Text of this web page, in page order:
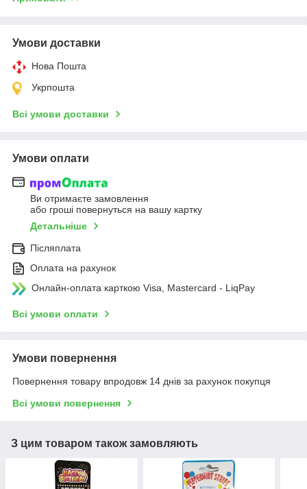
Умови доставки
Нова Пошта
Укрпошта
Всі умови доставки
Умови оплати
Ви отримаєте замовлення
або гроші повернуться на вашу картку
Детальніше
Післяплата
Оплата на рахунок
Онлайн-оплата карткою Visa, Mastercard - LiqPay
Всі умови оплати
Умови повернення
Повернення товару впродовж 14 днів за рахунок покупця
Всі умови повернення
З цим товаром також замовляють